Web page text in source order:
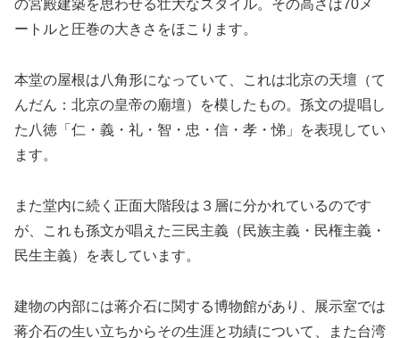
の宮殿建築を思わせる壮大なスタイル。その高さは70メ
ートルと圧巻の大きさをほこります。
本堂の屋根は八角形になっていて、これは北京の天壇（て
んだん：北京の皇帝の廟壇）を模したもの。孫文の提唱し
た八徳「仁・義・礼・智・忠・信・孝・悌」を表現してい
ます。
また堂内に続く正面大階段は３層に分かれているのです
が、これも孫文が唱えた三民主義（民族主義・民権主義・
民生主義）を表しています。
建物の内部には蒋介石に関する博物館があり、展示室では
蒋介石の生い立ちからその生涯と功績について、また台湾